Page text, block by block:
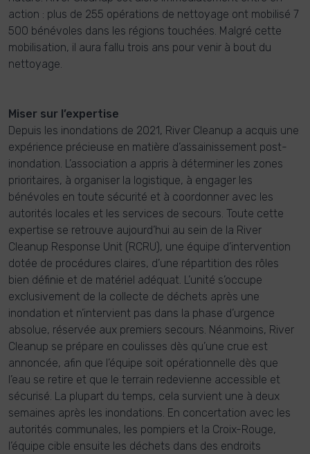
action : plus de 255 opérations de nettoyage ont mobilisé 7
500 bénévoles dans les régions touchées. Malgré cette
mobilisation, il aura fallu trois ans pour venir à bout du
nettoyage.
Miser sur l’expertise
Depuis les inondations de 2021, River Cleanup a acquis une
expérience précieuse en matière d’assainissement post-
inondation. L’association a appris à déterminer les zones
prioritaires, à organiser la logistique, à engager les
bénévoles en toute sécurité et à coordonner avec les
autorités locales et les services de secours. Toute cette
expertise se retrouve aujourd’hui au sein de la River
Cleanup Response Unit (RCRU), une équipe d’intervention
dotée de procédures claires, d’une répartition des rôles
bien définie et de matériel adéquat. L’unité s’occupe
exclusivement de la collecte de déchets après une
inondation et n’intervient pas dans la phase d’urgence
absolue, réservée aux premiers secours. Néanmoins, River
Cleanup se prépare en coulisses dès qu’une crue est
annoncée, afin que l’équipe soit opérationnelle dès que
l’eau se retire et que le terrain redevienne accessible et
sécurisé. La plupart du temps, cela survient une à deux
semaines après les inondations. En concertation avec les
autorités communales, les pompiers et la Croix-Rouge,
l’équipe cible ensuite les déchets dans des endroits